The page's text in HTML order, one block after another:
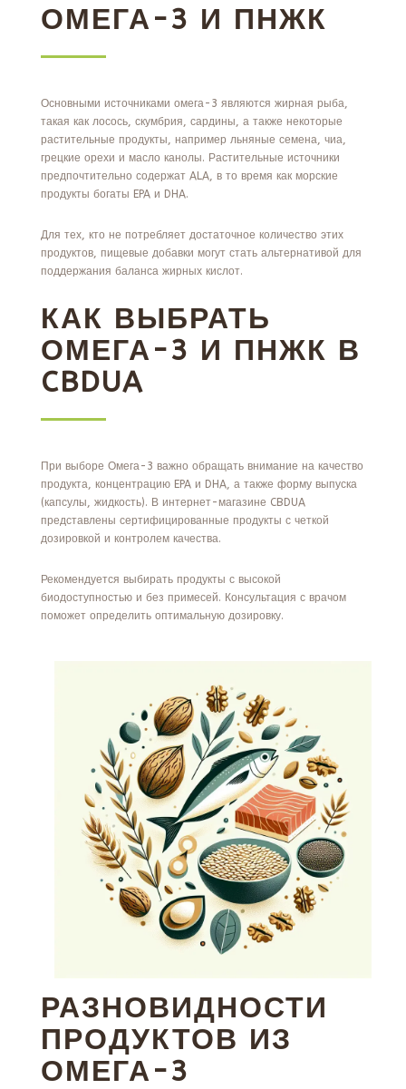
ОМЕГА-3 И ПНЖК
Основными источниками омега-3 являются жирная рыба,
такая как лосось, скумбрия, сардины, а также некоторые
растительные продукты, например льняные семена, чиа,
грецкие орехи и масло канолы. Растительные источники
предпочтительно содержат ALA, в то время как морские
продукты богаты EPA и DHA.
Для тех, кто не потребляет достаточное количество этих
продуктов, пищевые добавки могут стать альтернативой для
поддержания баланса жирных кислот.
КАК ВЫБРАТЬ
ОМЕГА-3 И ПНЖК В
CBDUA
При выборе Омега-3 важно обращать внимание на качество
продукта, концентрацию EPA и DHA, а также форму выпуска
(капсулы, жидкость). В интернет-магазине CBDUA
представлены сертифицированные продукты с четкой
дозировкой и контролем качества.
Рекомендуется выбирать продукты с высокой
биодоступностью и без примесей. Консультация с врачом
поможет определить оптимальную дозировку.
РАЗНОВИДНОСТИ
ПРОДУКТОВ ИЗ
ОМЕГА-3